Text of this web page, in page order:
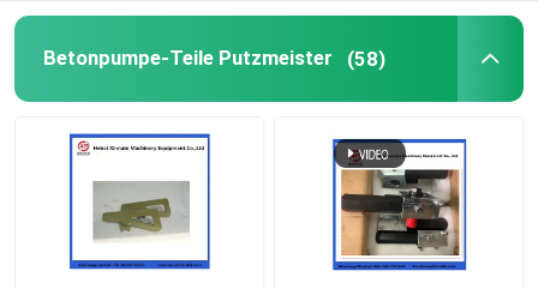
Betonpumpen-Klammeranschluss
Betonpumpeflansch
Betonpumpe-Teile Putzmeister (58)